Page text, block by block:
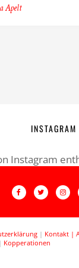
Apelt
INSTAGRAM
Instagram
| Kontakt |
| Kopperationen